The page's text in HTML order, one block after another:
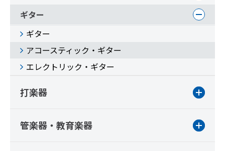
ギター
ギター
アコースティック・ギター
エレクトリック・ギター
打楽器
管楽器・教育楽器